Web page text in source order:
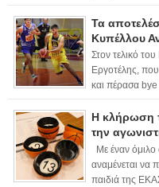
Τα
Κυπέλλου
Στον τελικό
Εργοτέλης,
και πέρασα bye
Η κλήρωση
την
Με έναν
αναμένεται να
παιδιά της